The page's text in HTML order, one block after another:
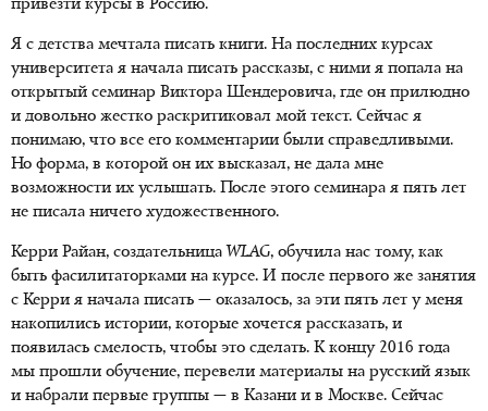
привезти курсы в Россию.
Я с детства мечтала писать книги. На последних курсах
университета я начала писать рассказы, с ними я попала на
открытый семинар Виктора Шендеровича, где он прилюдно
и довольно жестко раскритиковал мой текст. Сейчас я
понимаю, что все его комментарии были справедливыми.
Но форма, в которой он их высказал, не дала мне
возможности их услышать. После этого семинара я пять лет
не писала ничего художественного.
Керри Райан, создательница WLAG, обучила нас тому, как
быть фасилитаторками на курсе. И после первого же занятия
с Керри я начала писать — оказалось, за эти пять лет у меня
накопились истории, которые хочется рассказать, и
появилась смелость, чтобы это сделать. К концу 2016 года
мы прошли обучение, перевели материалы на русский язык
и набрали первые группы — в Казани и в Москве. Сейчас